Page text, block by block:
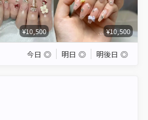
¥10,500 ¥10,500
今日 ◎ 明日 ◎ 明後日 ◎